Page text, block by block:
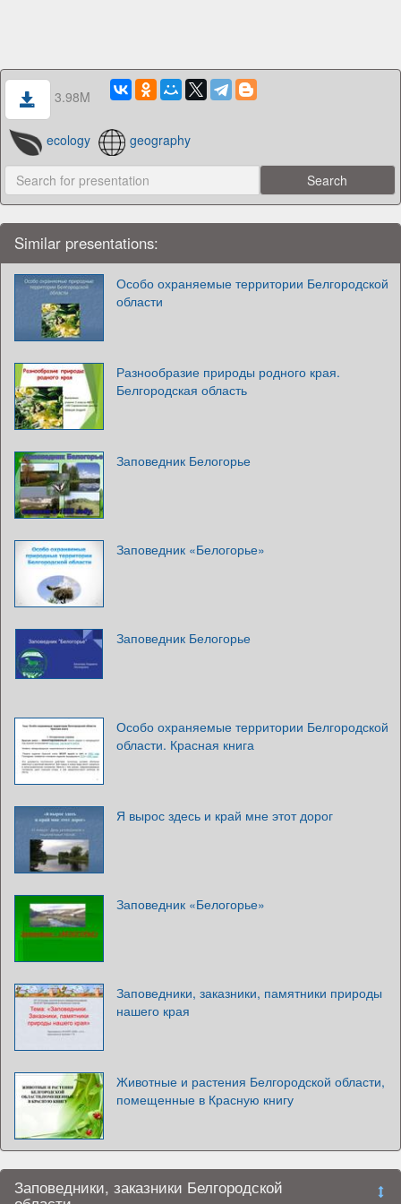
3.98M
ecology geography
Similar presentations:
Особо охраняемые территории Белгородской
области
Разнообразие природы родного края.
Белгородская область
Заповедник Белогорье
Заповедник «Белогорье»
Заповедник Белогорье
Особо охраняемые территории Белгородской
области. Красная книга
Я вырос здесь и край мне этот дорог
Заповедник «Белогорье»
Заповедники, заказники, памятники природы
нашего края
Животные и растения Белгородской области,
помещенные в Красную книгу
Заповедники, заказники Белгородской